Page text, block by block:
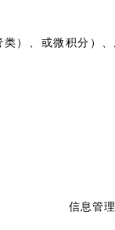
）、或微积分）
信息管